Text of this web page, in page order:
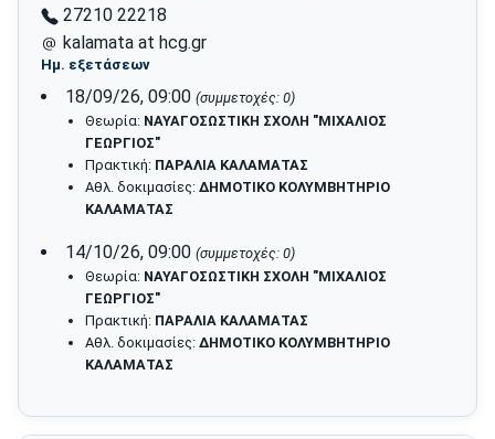
27210 22218
kalamata at hcg.gr
Ημ. εξετάσεων
18/09/26, 09:00 (συμμετοχές: 0)
Θεωρία: ΝΑΥΑΓΟΣΩΣΤΙΚΗ ΣΧΟΛΗ "ΜΙΧΑΛΙΟΣ
ΓΕΩΡΓΙΟΣ"
Πρακτική: ΠΑΡΑΛΙΑ ΚΑΛΑΜΑΤΑΣ
Αθλ. δοκιμασίες: ΔΗΜΟΤΙΚΟ ΚΟΛΥΜΒΗΤΗΡΙΟ
ΚΑΛΑΜΑΤΑΣ
14/10/26, 09:00 (συμμετοχές: 0)
Θεωρία: ΝΑΥΑΓΟΣΩΣΤΙΚΗ ΣΧΟΛΗ "ΜΙΧΑΛΙΟΣ
ΓΕΩΡΓΙΟΣ"
Πρακτική: ΠΑΡΑΛΙΑ ΚΑΛΑΜΑΤΑΣ
Αθλ. δοκιμασίες: ΔΗΜΟΤΙΚΟ ΚΟΛΥΜΒΗΤΗΡΙΟ
ΚΑΛΑΜΑΤΑΣ